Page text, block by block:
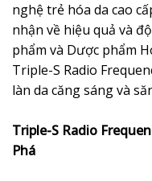
nghệ trẻ hóa da cao
nhận về hiệu quả và
phẩm và Dược phẩm
Triple-S Radio
làn da căng sáng và
Triple-S Radio
Phá